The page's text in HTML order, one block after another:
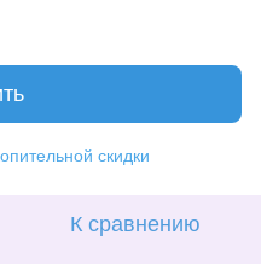
скидки
К сравнению